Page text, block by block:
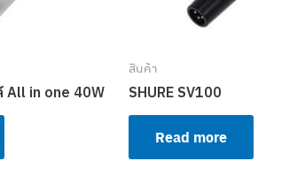
All in one 40W
สินค้า
SHURE SV100
Read more